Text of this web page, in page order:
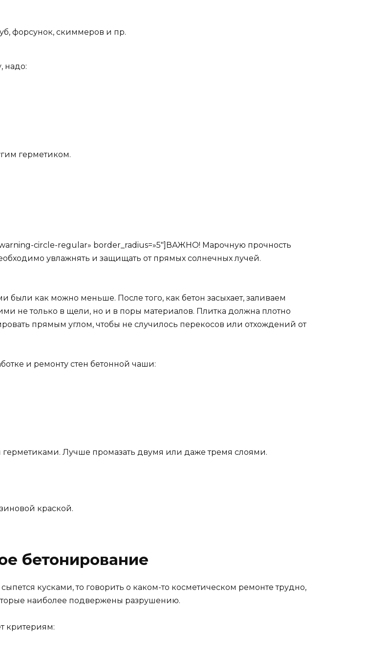
форсунок, скиммеров и пр.
надо:
герметиком.
circle-regular» border_radius=»5″]ВАЖНО! Марочную прочность
увлажнять и защищать от прямых солнечных лучей.
как можно меньше. После того, как бетон засыхает, заливаем
не только в щели, но и в поры материалов. Плитка должна плотно
прямым углом, чтобы не случилось перекосов или отхождений от
и ремонту стен бетонной чаши:
Лучше промазать двумя или даже тремя слоями.
краской.
бетонирование
кусками, то говорить о каком-то косметическом ремонте трудно,
наиболее подвержены разрушению.
критериям: